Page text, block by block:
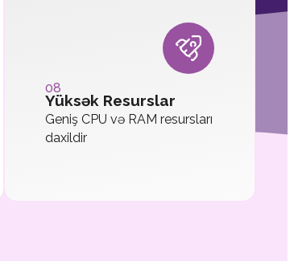
08
Yüksək Resurslar
Geniş CPU və RAM resursları
daxildir